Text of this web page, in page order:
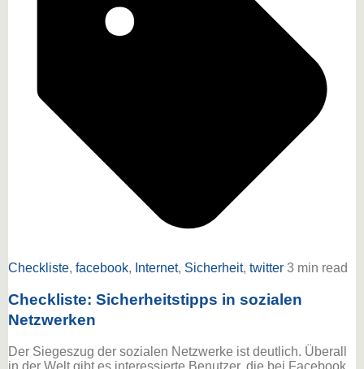
Checkliste, facebook, Internet, Sicherheit, twitter 3 min read
Checkliste: Sicherheitstipps in sozialen
Netzwerken
Der Siegeszug der sozialen Netzwerke ist deutlich. Überall
in der Welt gibt es interessierte Benutzer, die bei Facebook,